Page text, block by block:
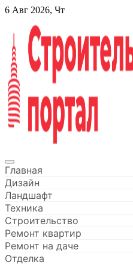
Перейти
содержанию
6 Авг 2026, Чт
Строительный портал
Главная
Дизайн
Ландшафт
Техника
Строительство
Ремонт квартир
Ремонт на даче
Отделка